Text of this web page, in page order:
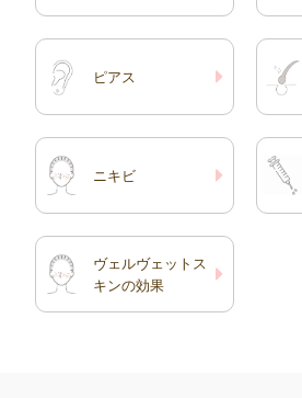
ピアス
ニキビ
ヴェルヴェットス
キンの効果